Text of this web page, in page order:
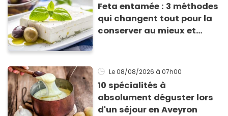
Feta entamée : 3 méthodes
qui changent tout pour la
conserver au mieux et
Le 08/08/2026 à 07h00
10 spécialités à
absolument déguster lors
d'un séjour en Aveyron